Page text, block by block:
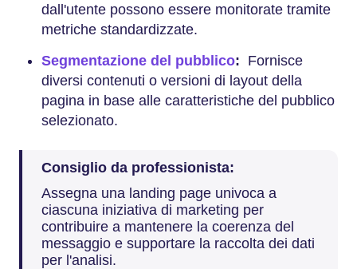
dall'utente possono essere monitorate tramite
metriche standardizzate.
Segmentazione del pubblico: Fornisce
diversi contenuti o versioni di layout della
pagina in base alle caratteristiche del pubblico
selezionato.
Consiglio da professionista:
Assegna una landing page univoca a
ciascuna iniziativa di marketing per
contribuire a mantenere la coerenza del
messaggio e supportare la raccolta dei dati
per l'analisi.